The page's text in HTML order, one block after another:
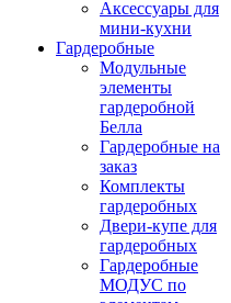
Аксессуары для
мини-кухни
Гардеробные
Модульные
элементы
гардеробной
Белла
Гардеробные на
заказ
Комплекты
гардеробных
Двери-купе для
гардеробных
Гардеробные
МОДУС по